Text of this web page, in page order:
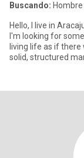
Buscando:
Hello, I live in
I'm looking for
living life as if there
solid, structured